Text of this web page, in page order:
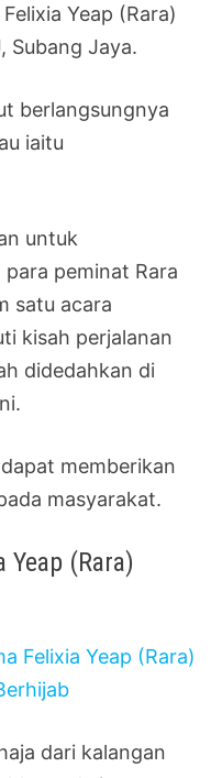
Yeap (Rara)
Subang Jaya.
berlangsungnya
iaitu
untuk
peminat Rara
satu acara
kisah perjalanan
didedahkan di
memberikan
masyarakat.
Yeap (Rara)
dari kalangan